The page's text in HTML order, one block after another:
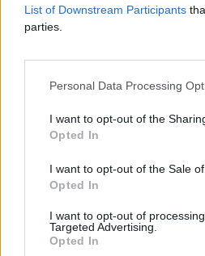
List of Downstream Participants
parties.
Personal Data Processing
I want to opt-out of the
Opted In
I want to opt-out of the Sale
Opted In
I want to opt-out of
Targeted Advertising.
Opted In